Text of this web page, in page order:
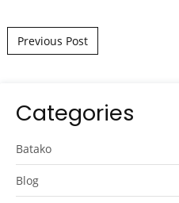
Post navigation
Previous Post
Categories
Batako
Blog